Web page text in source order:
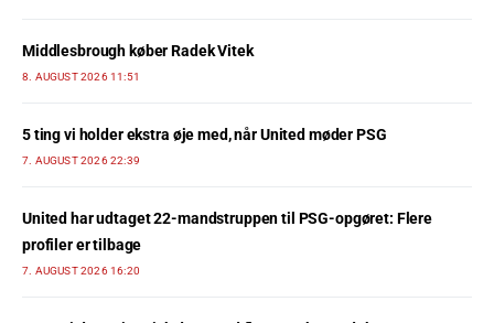
Middlesbrough køber Radek Vitek
8. AUGUST 2026 11:51
5 ting vi holder ekstra øje med, når United møder PSG
7. AUGUST 2026 22:39
United har udtaget 22-mandstruppen til PSG-opgøret: Flere
profiler er tilbage
7. AUGUST 2026 16:20